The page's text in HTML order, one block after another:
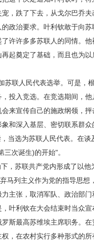
跌了下去，从戈尔巴乔夫
政治要求。叶利钦敢于向
许许多多苏联人的同情。
起奠定了基础，而且也为以
联人民代表选举。可是，
投入竞选。在竞选期间，
来宣传自己的施政纲领，
和深入基层、密切联系群众
选为苏联人民代表。在谈
次诞生)的开始"。
苏联共产党内形成了以他
马列主义作为党的指导思
主张，取消军队、政治部
叶利钦在大会结束时当众宣
最高苏维埃主席职务。在
，在农村实行多种形式的